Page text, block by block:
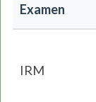
Examen
IRM